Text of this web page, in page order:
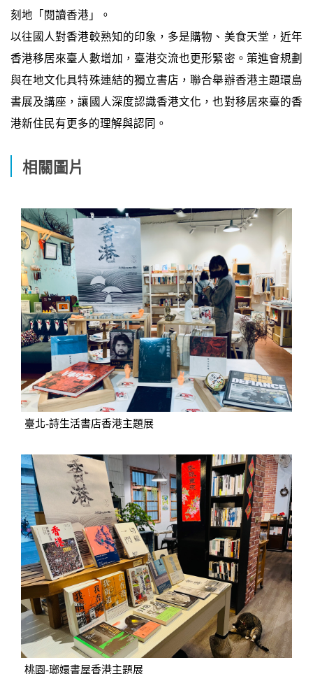
刻地「閱讀香港」。
以往國人對香港較熟知的印象，多是購物、美食天堂，近年
香港移居來臺人數增加，臺港交流也更形緊密。策進會規劃
與在地文化具特殊連結的獨立書店，聯合舉辦香港主題環島
書展及講座，讓國人深度認識香港文化，也對移居來臺的香
港新住民有更多的理解與認同。
相關圖片
臺北-詩生活書店香港主題展
桃園-瑯嬛書屋香港主題展